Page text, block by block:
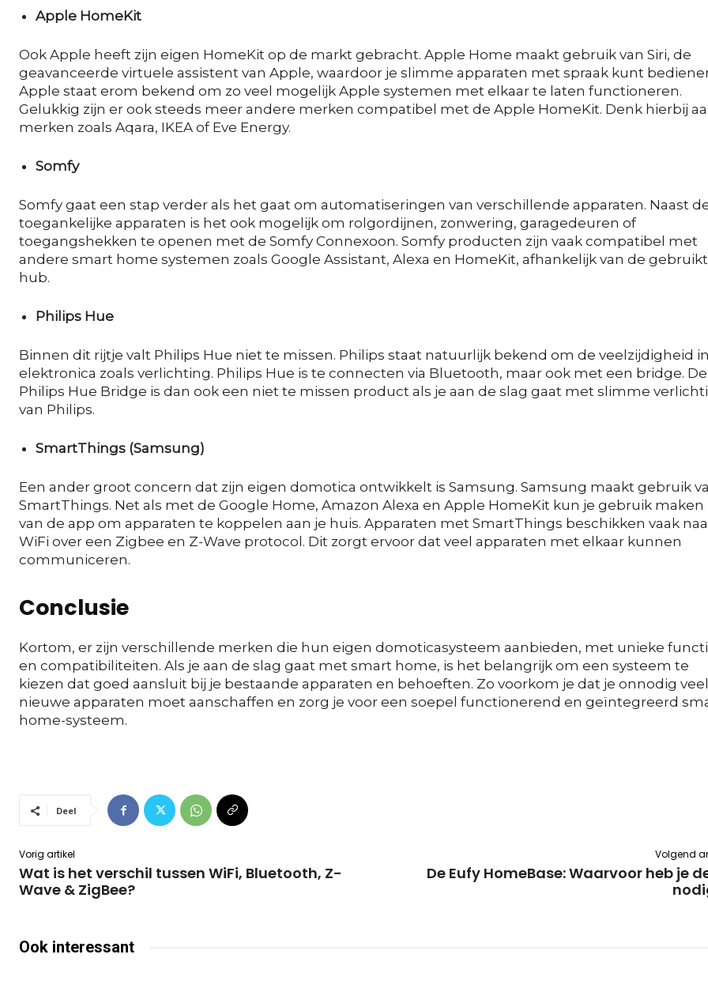
Apple HomeKit
Ook Apple heeft zijn eigen HomeKit op de markt gebracht. Apple Home maakt gebruik van Siri, de
geavanceerde virtuele assistent van Apple, waardoor je slimme apparaten met spraak kunt
Apple staat erom bekend om zo veel mogelijk Apple systemen met elkaar te laten functioneren.
Gelukkig zijn er ook steeds meer andere merken compatibel met de Apple HomeKit. Denk hierbij
merken zoals Aqara, IKEA of Eve Energy.
Somfy
Somfy gaat een stap verder als het gaat om automatiseringen van verschillende apparaten. Naast
toegankelijke apparaten is het ook mogelijk om rolgordijnen, zonwering, garagedeuren of
toegangshekken te openen met de Somfy Connexoon. Somfy producten zijn vaak compatibel met
andere smart home systemen zoals Google Assistant, Alexa en HomeKit, afhankelijk van de
hub.
Philips Hue
Binnen dit rijtje valt Philips Hue niet te missen. Philips staat natuurlijk bekend om de veelzijdigheid in
elektronica zoals verlichting. Philips Hue is te connecten via Bluetooth, maar ook met een bridge. De
Philips Hue Bridge is dan ook een niet te missen product als je aan de slag gaat met slimme
van Philips.
SmartThings (Samsung)
Een ander groot concern dat zijn eigen domotica ontwikkelt is Samsung. Samsung maakt gebruik
SmartThings. Net als met de Google Home, Amazon Alexa en Apple HomeKit kun je gebruik maken
van de app om apparaten te koppelen aan je huis. Apparaten met SmartThings beschikken vaak
WiFi over een Zigbee en Z-Wave protocol. Dit zorgt ervoor dat veel apparaten met elkaar kunnen
communiceren.
Conclusie
Kortom, er zijn verschillende merken die hun eigen domoticasysteem aanbieden, met unieke
en compatibiliteiten. Als je aan de slag gaat met smart home, is het belangrijk om een systeem te
kiezen dat goed aansluit bij je bestaande apparaten en behoeften. Zo voorkom je dat je onnodig veel
nieuwe apparaten moet aanschaffen en zorg je voor een soepel functionerend en geïntegreerd
home-systeem.
Deel
Vorig artikel
Wat is het verschil tussen WiFi, Bluetooth, Z-
Wave & ZigBee?
Volgend
De Eufy HomeBase: Waarvoor heb je
Ook interessant